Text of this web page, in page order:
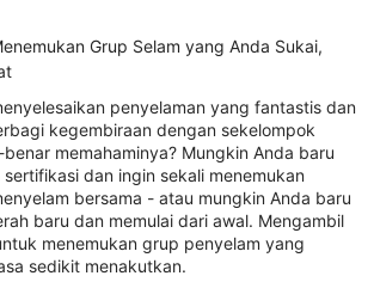
Grup Selam yang Anda Sukai,
penyelaman yang fantastis dan
kegembiraan dengan sekelompok
memahaminya? Mungkin Anda baru
dan ingin sekali menemukan
bersama - atau mungkin Anda baru
baru dan memulai dari awal. Mengambil
menemukan grup penyelam yang
sedikit menakutkan.